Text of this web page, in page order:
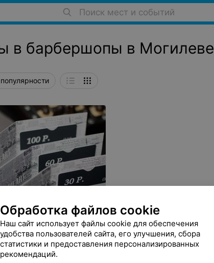
Поиск мест и событий
в барбершопы в Могилеве
нет в продаже
Сертификат подарочный
Обработка файлов cookie
Наш сайт использует файлы cookie для обеспечения
удобства пользователей сайта, его улучшения, сбора
статистики и предоставления персонализированных
рекомендаций.